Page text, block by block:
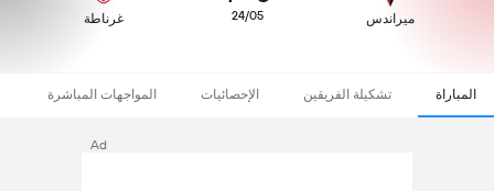
ميراندس 24/05 غرناطة
المباراة تشكيلة الفريقين الإحصائيات المواجهات المباشرة
Ad